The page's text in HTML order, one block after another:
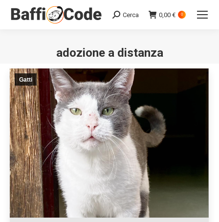
Search:
Cerca 0,00 € 0
adozione a distanza
Gatti